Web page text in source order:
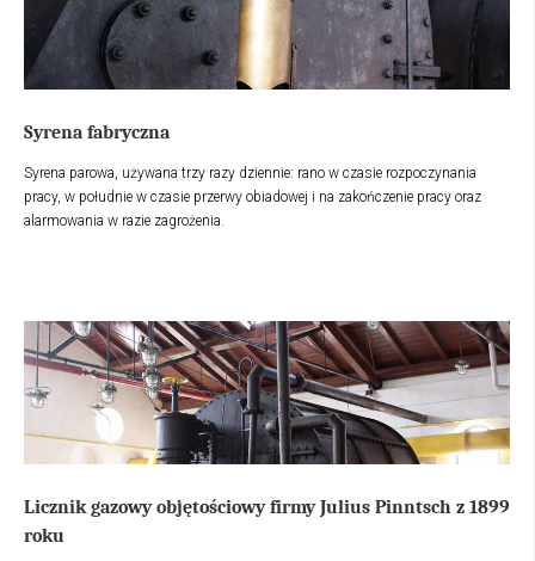
Syrena fabryczna
Syrena parowa, używana trzy razy dziennie: rano w czasie rozpoczynania
pracy, w południe w czasie przerwy obiadowej i na zakończenie pracy oraz
alarmowania w razie zagrożenia.
Licznik gazowy objętościowy firmy Julius Pinntsch z 1899
roku